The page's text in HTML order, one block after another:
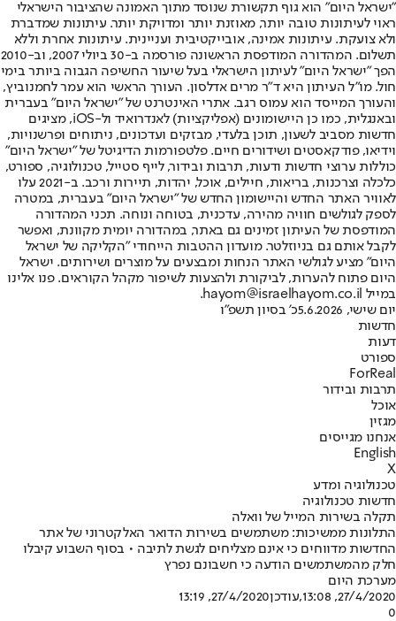
"ישראל היום" הוא גוף תקשורת שנוסד מתוך האמונה שהציבור הישראלי
ראוי לעיתונות טובה יותר, מאוזנת יותר ומדויקת יותר. עיתונות שמדברת
ולא צועקת. עיתונות אמינה, אובייקטיבית ועניינית. עיתונות אחרת וללא
תשלום. המהדורה המודפסת הראשונה פורסמה ב-30 ביולי 2007, וב-2010
הפך "ישראל היום" לעיתון הישראלי בעל שיעור החשיפה הגבוה ביותר בימי
חול. מו"ל העיתון היא ד"ר מרים אדלסון. העורך הראשי הוא עמר לחמנוביץ,
והעורך המייסד הוא עמוס רגב. אתרי האינטרנט של "ישראל היום" בעברית
ובאנגלית, כמו כן היישומונים (אפליקציות) לאנדרואיד ול-iOS, מציגים
חדשות מסביב לשעון, תוכן בלעדי, מבזקים ועדכונים, ניתוחים ופרשנויות,
וידיאו, פודקאסטים ושידורים חיים. פלטפורמות הדיגיטל של "ישראל היום"
כוללות ערוצי חדשות ודעות, תרבות ובידור, לייף סטייל, טכנולוגיה, ספורט,
כלכלה וצרכנות, בריאות, חיילים, אוכל, יהדות, תיירות ורכב. ב-2021 עלו
לאוויר האתר החדש והיישומון החדש של "ישראל היום" בעברית, במטרה
לספק לגולשים חוויה מהירה, עדכנית, בטוחה ונוחה. תכני המהדורה
המודפסת של העיתון זמינים גם באתר, במהדורה יומית מקוונת, ואפשר
לקבל אותם גם בניוזלטר. מועדון ההטבות הייחודי "הקליקה של ישראל
היום" מציע לגולשי האתר הנחות ומבצעים על מוצרים ושירותים. ישראל
היום פתוח להערות, לביקורת ולהצעות לשיפור מקהל הקוראים. פנו אלינו
במייל hayom@israelhayom.co.il.
יום שישי, 5.6.2026
כ' בסיון תשפ"ו
חדשות
דעות
ספורט
ForReal
תרבות ובידור
אוכל
מגזין
אנחנו מגייסים
English
X
טכנולוגיה ומדע
חדשות טכנולוגיה
תקלה בשירות המייל של וואלה
התלונות ממשיכות: משתמשים בשירות הדואר האלקטרוני של אתר
החדשות מדווחים כי אינם מצליחים לגשת לתיבה • בסוף השבוע קיבלו
חלק מהמשתמשים הודעה כי חשבונם נפרץ
מערכת היום
27/4/2020, 13:08
,עודכן27/4/2020, 13:19
0